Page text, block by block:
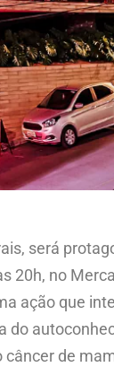
será
20h, no
ação que
do
de